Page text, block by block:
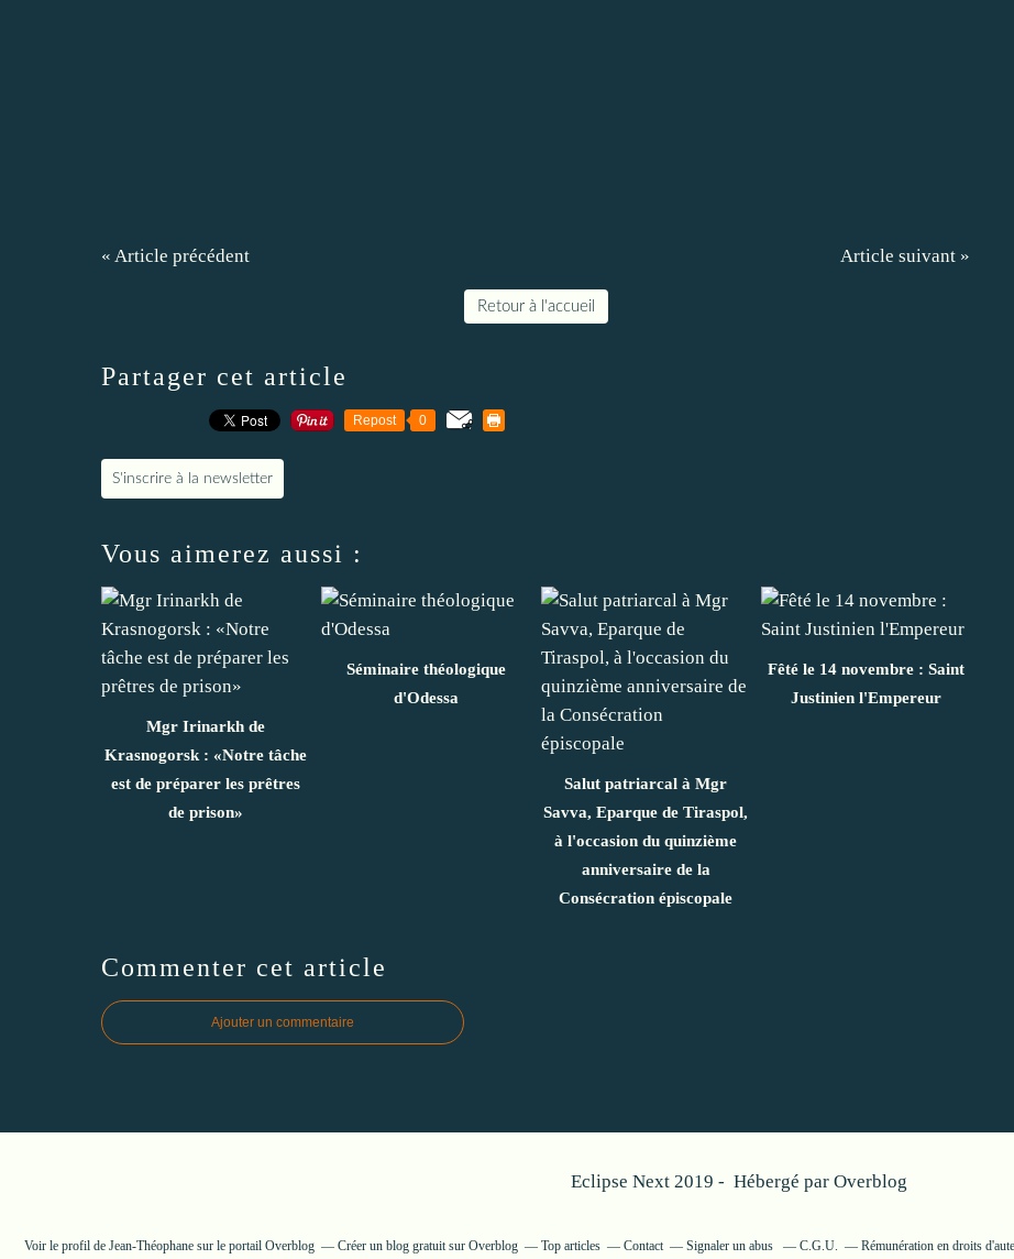
« Article précédent Article suivant »
Retour à l'accueil
Partager cet article
Repost 0
S'inscrire à la newsletter
Vous aimerez aussi :
Mgr Irinarkh de
Krasnogorsk : «Notre tâche
est de préparer les prêtres
de prison»
Séminaire théologique
d'Odessa
Salut patriarcal à Mgr
Savva, Eparque de Tiraspol,
à l'occasion du quinzième
anniversaire de la
Consécration épiscopale
Fêté le 14 novembre : Saint
Justinien l'Empereur
Commenter cet article
Ajouter un commentaire
Eclipse Next 2019 - Hébergé par Overblog
Voir le profil de Jean-Théophane sur le portail Overblog Créer un blog gratuit sur Overblog Top articles Contact Signaler un abus C.G.U. Rémunération en droits